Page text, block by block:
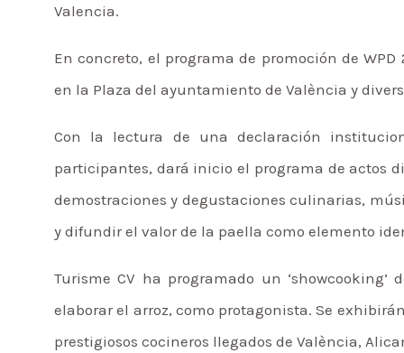
Valencia.
En concreto, el programa de promoción de
en la Plaza del ayuntamiento de València y
Con la lectura de una declaración
participantes, dará inicio el programa de actos
demostraciones y degustaciones culinarias,
y difundir el valor de la paella como elemento
Turisme CV ha programado un
elaborar el arroz, como protagonista. Se
prestigiosos cocineros llegados de València,